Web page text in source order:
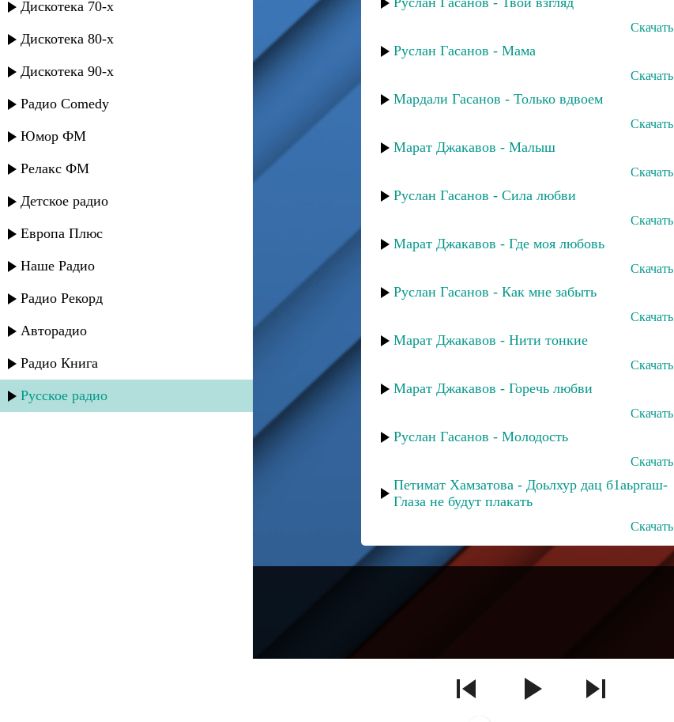
Дискотека 70-х
Дискотека 80-х
Дискотека 90-х
Радио Comedy
Юмор ФМ
Релакс ФМ
Детское радио
Европа Плюс
Наше Радио
Радио Рекорд
Авторадио
Радио Книга
Русское радио
Скачать
Руслан Гасанов - Мама
Скачать
Мардали Гасанов - Только вдвоем
Скачать
Марат Джакавов - Малыш
Скачать
Руслан Гасанов - Сила любви
Скачать
Марат Джакавов - Где моя любовь
Скачать
Руслан Гасанов - Как мне забыть
Скачать
Марат Джакавов - Нити тонкие
Скачать
Марат Джакавов - Горечь любви
Скачать
Руслан Гасанов - Молодость
Скачать
Петимат Хамзатова - Доьлхур дац б1аьргаш-
Глаза не будут плакать
Скачать